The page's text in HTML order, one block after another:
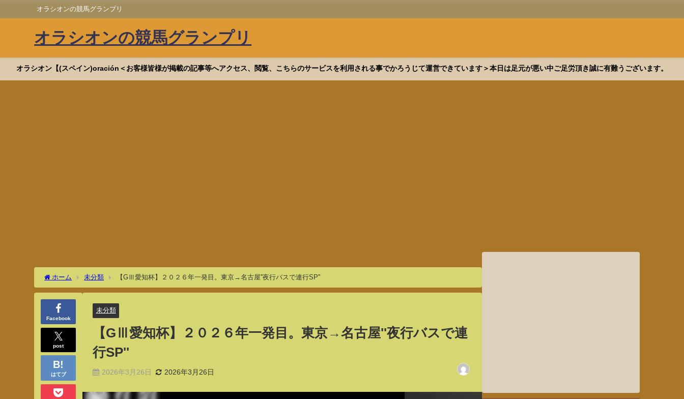
オラシオンの競馬グランプリ
オラシオンの競馬グランプリ
オラシオン【(スペイン)oración＜お客様皆様が掲載の記事等へアクセス、閲覧、こちらのサービスを利用される事でかろうじて運営できています＞本日は足元が悪い中ご足労頂き誠に有難うございます。
ホーム 未分類 【GⅢ愛知杯】２０２６年一発目。東京→名古屋''夜行バスで連行SP''
Facebook
post
はてブ
未分類
【GⅢ愛知杯】２０２６年一発目。東京→名古屋''夜行バスで連
行SP''
2026年3月26日 2026年3月26日